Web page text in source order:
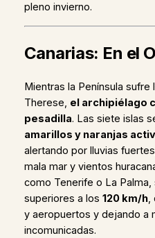
pleno invierno.
Canarias: En el
Mientras la Península
Therese, el archipiélago
pesadilla. Las siete islas
amarillos y naranjas
alertando por lluvias
mala mar y vientos
como Tenerife o La
superiores a los 120 km/h,
y aeropuertos y dejando a
incomunicadas.